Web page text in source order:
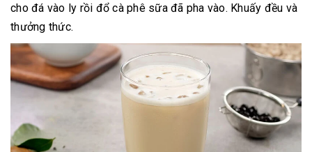
cho đá vào ly rồi đổ cà phê sữa đã pha vào. Khuấy đều và
thưởng thức.